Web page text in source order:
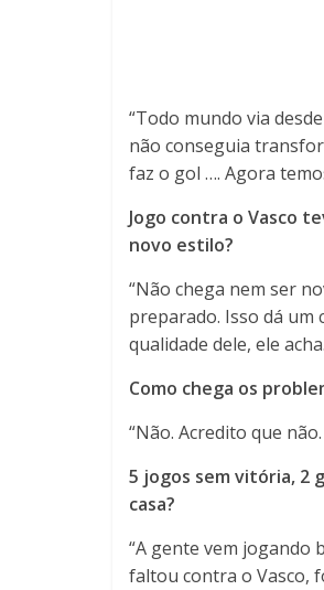
“Todo mundo via
não conseguia
faz o gol …. Agora
Jogo contra o Vasco
novo estilo?
“Não chega nem ser
preparado. Isso dá um
qualidade dele, ele
Como chega os
“Não. Acredito que
5 jogos sem vitória, 2
casa?
“A gente vem jogando
faltou contra o Vasco,